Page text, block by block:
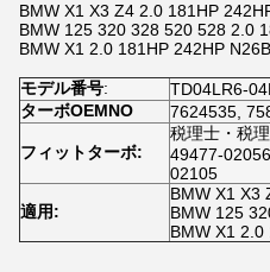
BMW X1 X3 Z4 2.0 181HP
BMW 125 320 328 520 528 2.0
BMW X1 2.0 181HP 242HP
モデル番号:
TD04LR6-
ターボOEMNO
7624535,
フィットターボ:
税理士・税
49477-
02105
適用:
BMW X1 X3
BMW 125
BMW X1 2.0